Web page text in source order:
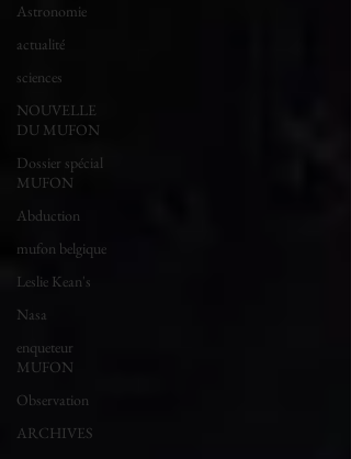
Astronomie
actualité
sciences
NOUVELLE
DU MUFON
Dossier spécial
MUFON
Abduction
mufon belgique
Leslie Kean's
Nasa
enqueteur
MUFON
Observation
ARCHIVES